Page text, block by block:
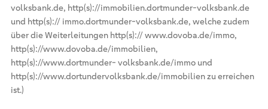
volksbank.de, http(s)://immobilien.dortmunder-volksbank.de
und http(s):// immo.dortmunder-volksbank.de, welche zudem
über die Weiterleitungen http(s):// www.dovoba.de/immo,
http(s)://www.dovoba.de/immobilien,
http(s)://www.dortmunder- volksbank.de/immo und
http(s)://www.dortundervolksbank.de/immobilien zu erreichen
ist.)